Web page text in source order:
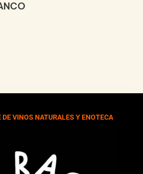
VINOS NATURALES Y ENOTECA